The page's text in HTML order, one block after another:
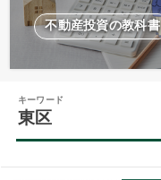
不動産投資の教科書
キーワード
東区